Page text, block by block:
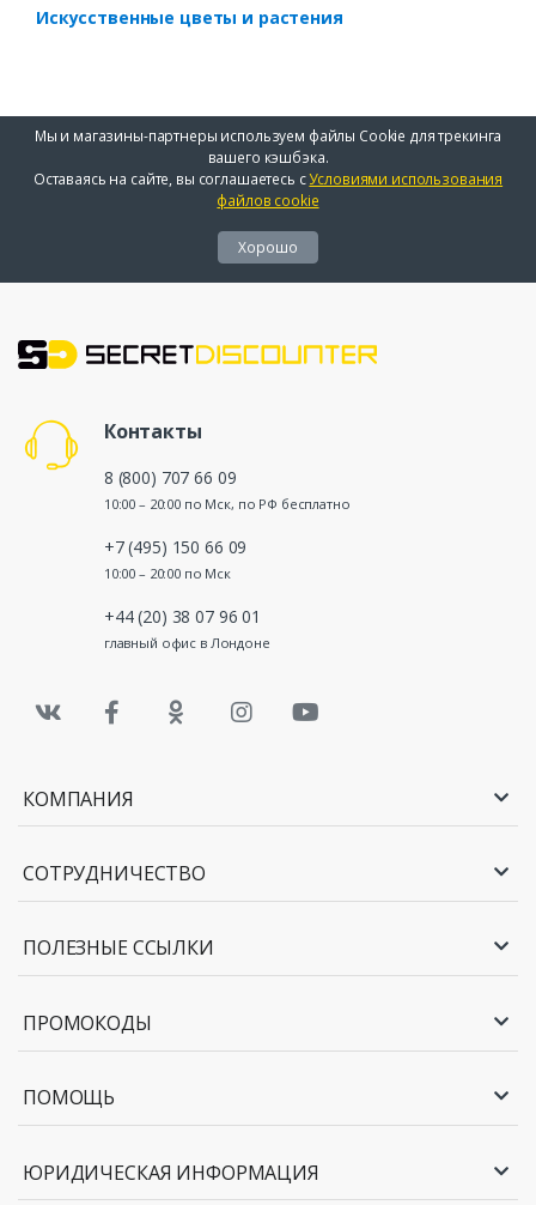
Искусственные цветы и растения
Мы и магазины-партнеры используем файлы Cookie для трекинга
вашего кэшбэка.
Оставаясь на сайте, вы соглашаетесь сУсловиями использования
файлов cookie
Хорошо
Контакты
8 (800) 707 66 09
10:00 – 20:00 по Мск, по РФ бесплатно
+7 (495) 150 66 09
10:00 – 20:00 по Мск
+44 (20) 38 07 96 01
главный офис в Лондоне
КОМПАНИЯ
СОТРУДНИЧЕСТВО
ПОЛЕЗНЫЕ ССЫЛКИ
ПРОМОКОДЫ
ПОМОЩЬ
ЮРИДИЧЕСКАЯ ИНФОРМАЦИЯ